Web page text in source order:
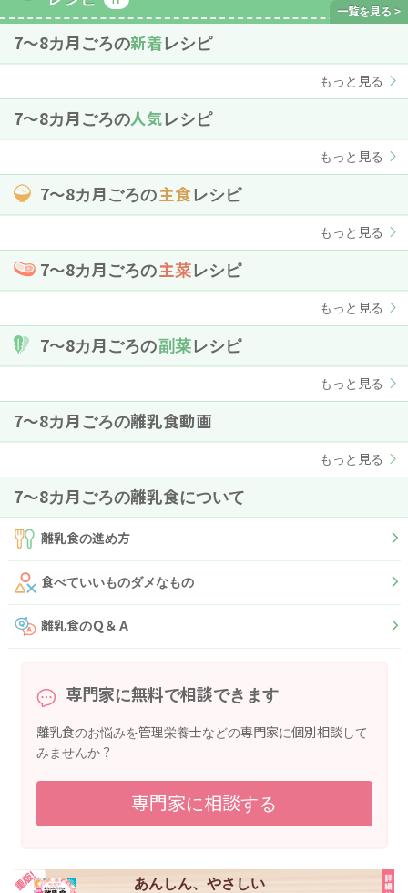
7〜8カ月ごろの新着レシピ
もっと見る
7〜8カ月ごろの人気レシピ
もっと見る
7〜8カ月ごろの 主食 レシピ
もっと見る
7〜8カ月ごろの 主菜レシピ
もっと見る
7〜8カ月ごろの副菜レシピ
もっと見る
7〜8カ月ごろの離乳食動画
もっと見る
7〜8カ月ごろの離乳食について
離乳食の進め方
食べていいものダメなもの
離乳食のＱ＆Ａ
専門家に無料で相談できます
離乳食のお悩みを管理栄養士などの専門家に個別相談して
みませんか？
専門家に相談する
あんしん、やさしい